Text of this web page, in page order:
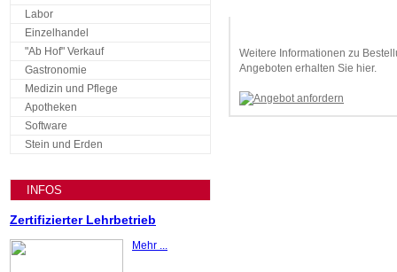
Labor
Einzelhandel
"Ab Hof" Verkauf
Gastronomie
Medizin und Pflege
Apotheken
Software
Stein und Erden
INFOS
Zertifizierter Lehrbetrieb
Mehr ...
Weitere Informationen zu
Angeboten erhalten Sie hier.